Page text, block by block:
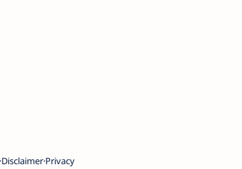
DisclaimerPrivacy